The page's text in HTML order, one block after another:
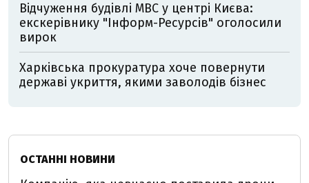
Відчуження будівлі МВС у центрі Києва:
екскерівнику "Інформ-Ресурсів" оголосили
вирок
Харківська прокуратура хоче повернути
державі укриття, якими заволодів бізнес
ОСТАННІ НОВИНИ